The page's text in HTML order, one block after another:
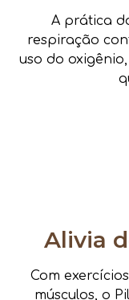
A prática
respiração
uso do
Alivia
Com
músculos, o